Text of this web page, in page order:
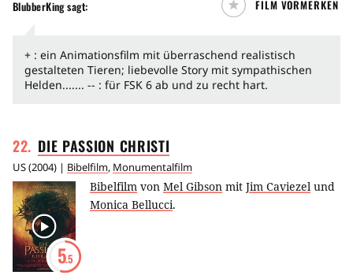
BlubberKingsagt: FILM VORMERKEN
+ : ein Animationsfilm mit überraschend realistisch
gestalteten Tieren; liebevolle Story mit sympathischen
Helden....... -- : für FSK 6 ab und zu recht hart.
22. DIE PASSION CHRISTI
US(2004) | Bibelfilm, Monumentalfilm
5.5
Bibelfilm von Mel Gibson mit Jim Caviezel und
Monica Bellucci.